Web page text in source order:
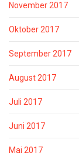
November 2017
Oktober 2017
September 2017
August 2017
Juli 2017
Juni 2017
Mai 2017